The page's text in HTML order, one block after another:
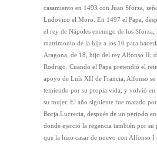
casamiento en 1493 con Juan Sforza,
Ludovico el Moro. En 1497 el Papa,
el rey de Nápoles enemigo de los
matrimonio de la hija a los 16 para
Aragona, de 18, hijo del rey Alfonso II;
Rodrigo. Cuando el Papa pretendió el
apoyo de Luís XII de Francia, Alfonso se
temiendo por su propia vida, y volvió en
su mujer. El año siguiente fue matado
Borja.Lucrecia, después de un periodo
donde ejerció la regencia también por su
que la hizo casar de nuevo con Alfonso I